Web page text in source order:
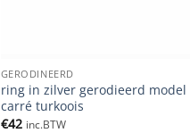
GERODINEERD
ring in zilver gerodieerd model
carré turkoois
€42 inc.BTW